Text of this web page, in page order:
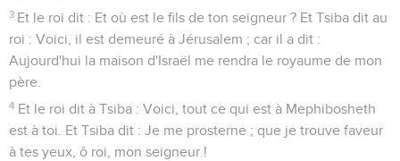
3 Et le roi dit : Et où est le fils de ton seigneur ? Et Tsiba dit au
roi : Voici, il est demeuré à Jérusalem ; car il a dit :
Aujourd'hui la maison d'Israël me rendra le royaume de mon
père.
4 Et le roi dit à Tsiba : Voici, tout ce qui est à Mephibosheth
est à toi. Et Tsiba dit : Je me prosterne ; que je trouve faveur
à tes yeux, ô roi, mon seigneur !